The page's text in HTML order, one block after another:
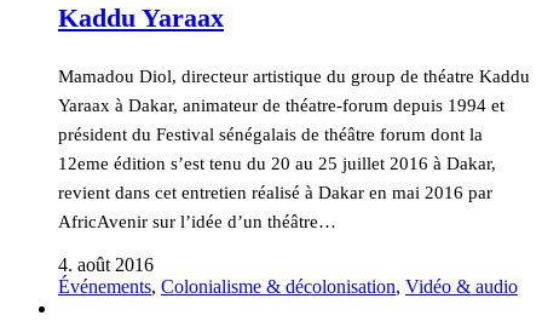
Kaddu Yaraax
Mamadou Diol, directeur artistique du group de théatre Kaddu
Yaraax à Dakar, animateur de théatre-forum depuis 1994 et
président du Festival sénégalais de théâtre forum dont la
12eme édition s’est tenu du 20 au 25 juillet 2016 à Dakar,
revient dans cet entretien réalisé à Dakar en mai 2016 par
AfricAvenir sur l’idée d’un théâtre…
4. août 2016
Événements, Colonialisme & décolonisation, Vidéo & audio